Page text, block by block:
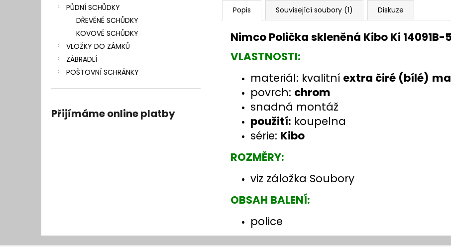
PŮDNÍ SCHŮDKY
DŘEVĚNÉ SCHŮDKY
KOVOVÉ SCHŮDKY
VLOŽKY DO ZÁMKŮ
ZÁBRADLÍ
POŠTOVNÍ SCHRÁNKY
Přijímáme online platby
Popis Související soubory (1) Diskuze
Nimco Polička skleněná Kibo Ki 14091B-
VLASTNOSTI:
materiál: kvalitní extra čiré (bílé)
povrch: chrom
snadná montáž
použití: koupelna
série: Kibo
ROZMĚRY:
viz záložka Soubory
OBSAH BALENÍ:
police